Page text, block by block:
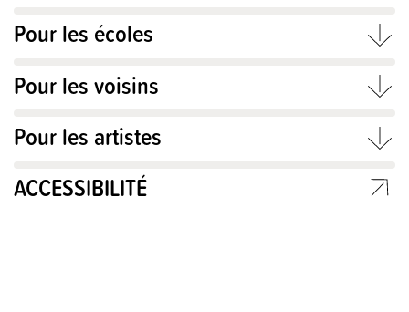
Pour les écoles
Pour les voisins
Pour les artistes
ACCESSIBILITÉ